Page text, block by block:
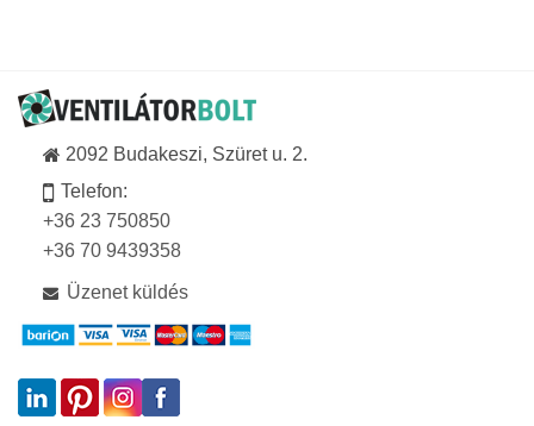
2092 Budakeszi, Szüret u. 2.
Telefon:
+36 23 750850
+36 70 9439358
Üzenet küldés